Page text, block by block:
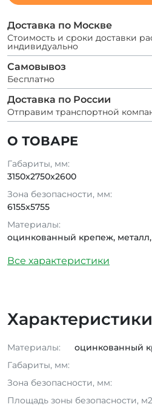
О ТОВАРЕ
Габариты, мм:
3150x2750x2600
Зона безопасности, мм:
6155x5755
Материалы:
оцинкованный крепеж,
Все характеристики
Доставка по Москве
Стоимость и сроки доставки
индивидуально
Самовывоз
Бесплатно
Доставка по России
Отправим транспортной
Характеристики
Материалы:
оцинкованный
Габариты, мм:
Зона безопасности, мм:
Площадь зоны безопасности,